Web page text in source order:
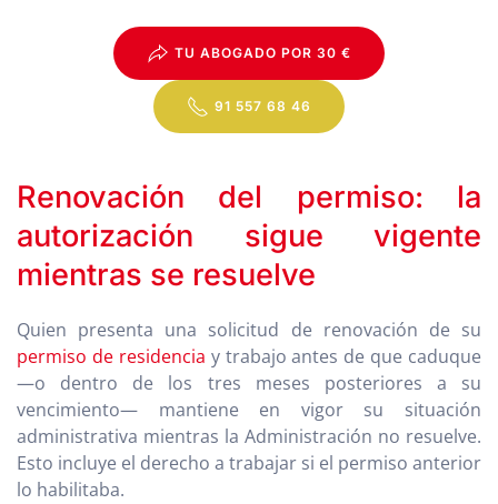
TU ABOGADO POR 30 €
91 557 68 46
Renovación del permiso: la
autorización sigue vigente
mientras se resuelve
Quien presenta una solicitud de renovación de su
permiso de residencia y trabajo antes de que caduque
—o dentro de los tres meses posteriores a su
vencimiento— mantiene en vigor su situación
administrativa mientras la Administración no resuelve.
Esto incluye el derecho a trabajar si el permiso anterior
lo habilitaba.